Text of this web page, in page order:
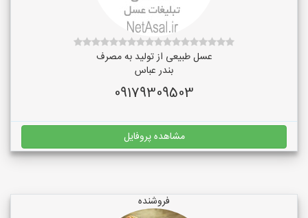
عسل طبیعی از تولید به مصرف
بندر عباس
09179309503
مشاهده پروفایل
فروشنده